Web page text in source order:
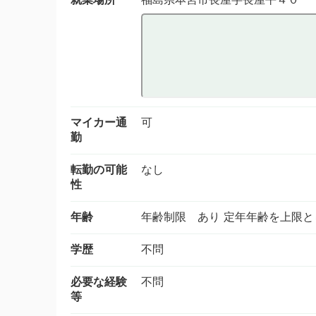
マイカー通
勤
可
転勤の可能
性
なし
年齢 年齢制限 あり 定年年齢を上限と
学歴 不問
必要な経験
等
不問